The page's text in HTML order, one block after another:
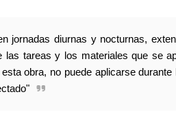
jornadas diurnas y nocturnas,
las tareas y los materiales que se
obra, no puede aplicarse